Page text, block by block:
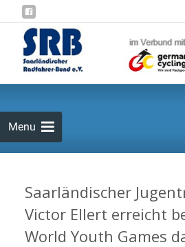
Menu
Saarländischer
Victor Ellert erreicht
World Youth Games